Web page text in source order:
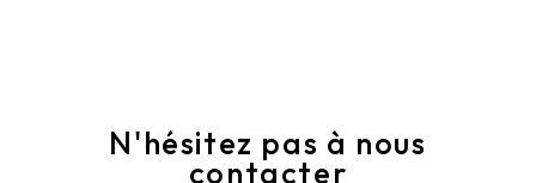
N'hésitez pas à nous
contacter